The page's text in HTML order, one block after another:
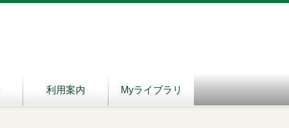
利用案内 Myライブラリ